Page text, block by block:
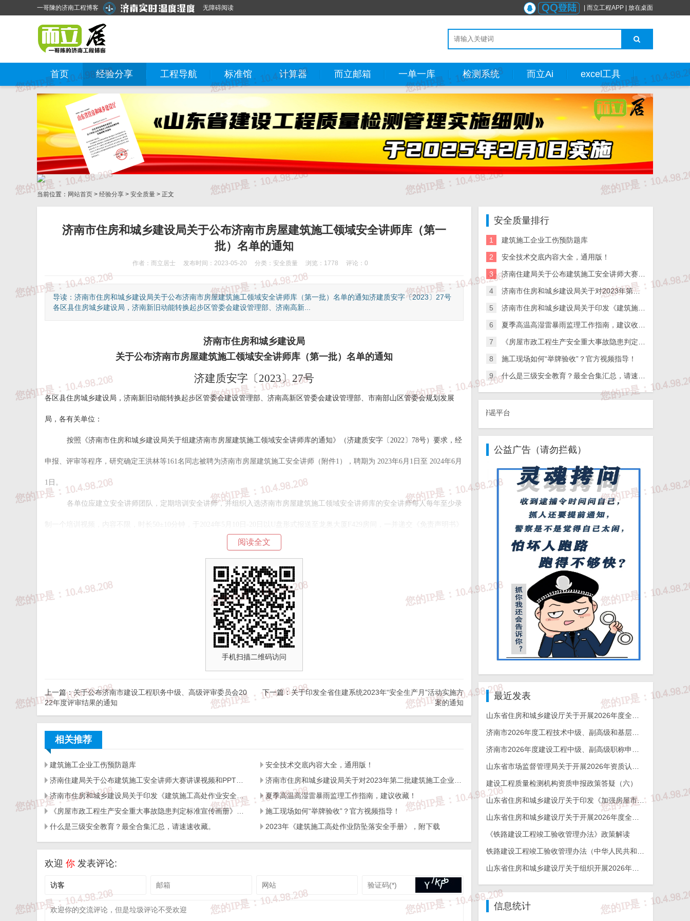
而立工程APP 放在桌面
一哥陳的济南工程博客 无障碍阅读
首页 经验分享 工程导航 标准馆 计算器 而立邮箱 一单一库 检测系统 而立Ai excel工具
当前位置： 网站首页 > 经验分享 > 安全质量 > 正文
济南市住房和城乡建设局关于公布济南市房屋建筑施工领域安全讲师库（第一
批）名单的通知
作者：而立居士 发布时间：2023-05-20 分类： 安全质量 浏览：1778 评论：0
导读：济南市住房和城乡建设局关于公布济南市房屋建筑施工领域安全讲师库（第一批）名单的通知济建质安字〔2023〕27号
各区县住房城乡建设局，济南新旧动能转换起步区管委会建设管理部、济南高新...
济南市住房和城乡建设局
关于公布济南市房屋建筑施工领域安全讲师库（第一批）名单的通知
济建质安字〔2023〕27号
各区县住房城乡建设局，济南新旧动能转换起步区管委会建设管理部、济南高新区管委会建设管理部、市南部山区管委会规划发展
局， 各有关单位：
按照《济南市住房和城乡建设局关于组建济南市房屋建筑施工领域安全讲师库的通知》（济建质安字〔 2022〕78号）要求，经
申报、评审等程序，研究确定王洪林等161名同志被聘为济南市房屋建筑施工安全讲师（附件1 ），聘期为 2023年6月1日至 2024年6月
1日。
各单位应建立安全讲师团队，定期培训安全讲师，并组织入选济南市房屋建筑施工领域安全讲师库的安全讲师每人每年至少录
制一个培训视频，内容不限，时长50±10分钟，于2024年5月10日-20日以U盘形式报送至龙奥大厦F429房间，一并递交《免责声明书》
（附件2），电话：51705661。视频合格者入选下一年度安全讲师库，视频将向社会公开，供建筑施工人员免费下载学习使用。
附件： 1.济南市房屋建筑施工领域安全讲师库名单（第一批）.doc
2023年5月18日
来源：济南住建局
免 责 告 知
一、本站发布的内容（包括原创及转载自互联网的文字，图片等资料）版权归作者所有，本站仅供大家学习与参考，请勿使用
于商业用途。如需作商业用途，请与原作者联系。如未经作者同意，用作商业用途或匿名转载，产生的一切后果将由您自己承
担!作者有权利追究侵权者法律责任；
二、著作权人发现本站有侵害其合法权益的内容或作品，请及时联系我们给出内容所在的网址，并提供相关证明资料，在收到
相关投诉后，我们会第一时间给予处理；
三、本站发布的软件仅提供给大家学习测试，请诸位用户使用正版软件，不得商用；
五、免责声明方:而立居（2li.xyz）、济南工程（微信公众号jngc2018）;
七、补充：而立声明
阅读全文
手机扫描二维码访问
上一篇：关于公布济南市建设工程职务中级、高级评审委员会20
22年度评审结果的通知
下一篇：关于印发全省住建系统2023年“安全生产月”活动实施方
案的通知
相关推荐
建筑施工企业工伤预防题库
安全技术交底内容大全，通用版！
济南市住房和城乡建设局关于印发《建筑施工高处作业安全带系挂点图集》的通知
夏季高温高湿雷暴雨监理工作指南，建议收藏！
施工现场如何“举牌验收”？官方视频指导！
什么是三级安全教育？最全合集汇总，请速速收藏。
2023年《建筑施工高处作业防坠落安全手册》，附下载
欢迎 你 发表评论:
安全质量排行
1 建筑施工企业工伤预防题库
2 安全技术交底内容大全，通用版！
3 济南住建局关于公布建筑施工安全讲师大赛讲课视频和PPT的通知
4 济南市住房和城乡建设局关于对2023年第二批建筑施工企业安全生产管理人员新取证考试合格人员名单进行公示的通知
5 济南市住房和城乡建设局关于印发《建筑施工高处作业安全带系挂点图集》的通知
6 夏季高温高湿雷暴雨监理工作指南，建议收藏！
7 《房屋市政工程生产安全重大事故隐患判定标准宣传画册》2022版（PDF可下载）
8 施工现场如何“举牌验收”？官方视频指导！
9 什么是三级安全教育？最全合集汇总，请速速收藏。
⑤、中国互联网联合辟谣平台
公益广告（请勿拦截）
最近发表
济南市2026年度工程技术中级、副高级和基层工程技术高级职称申报评审的通知
建设工程质量检测机构资质申报政策答疑（六）
山东省住房和城乡建设厅关于印发《加强房屋市政工程勘察全链条管理实施方案》的通知
《铁路建设工程竣工验收管理办法》政策解读
山东省住房和城乡建设厅关于组织开展2026年度山东省工程建设泰山杯奖申报工作的通知
信息统计